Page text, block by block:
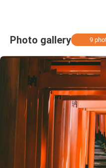
Photo gallery 9